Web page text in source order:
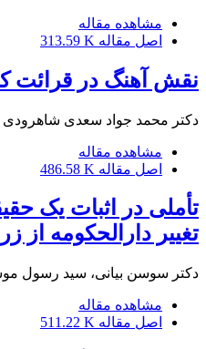
مشاهده مقاله
اصل مقاله 313.59 K
نقش آهنگ در قرائت
دکتر محمد جواد سعدی شاهرودی
مشاهده مقاله
اصل مقاله 486.58 K
تأملی در اثبات یک
تغییر دارالحکومه
دکتر سوسن بیانی، سید رسول
مشاهده مقاله
اصل مقاله 511.22 K